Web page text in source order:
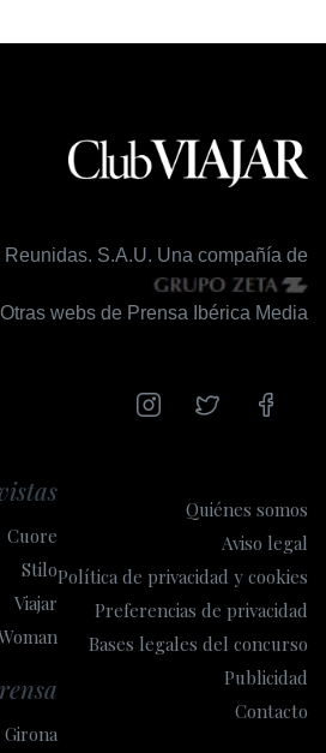
Reunidas. S.A.U. Una compañía de
Otras webs de Prensa Ibérica Media:
Quiénes somos
Aviso legal
Política de privacidad y cookies
Preferencias de privacidad
Bases legales del concurso
Publicidad
Contacto
Cuore
Stilo
Viajar